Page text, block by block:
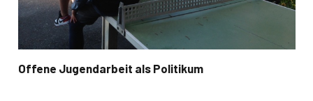
Offene Jugendarbeit als Politikum